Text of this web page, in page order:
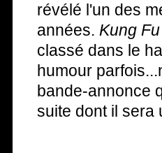
révélé l'un des
années. Kung
classé dans le
humour
bande-annonce
suite dont il sera